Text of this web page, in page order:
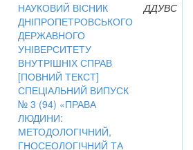
НАУКОВИЙ ВІСНИК
ДНІПРОПЕТРОВСЬКОГО
ДЕРЖАВНОГО
УНІВЕРСИТЕТУ
ВНУТРІШНІХ СПРАВ
[ПОВНИЙ ТЕКСТ]
СПЕЦІАЛЬНИЙ ВИПУСК
№ 3 (94) «ПРАВА
ЛЮДИНИ:
МЕТОДОЛОГІЧНИЙ,
ГНОСЕОЛОГІЧНИЙ ТА
ДДУВС